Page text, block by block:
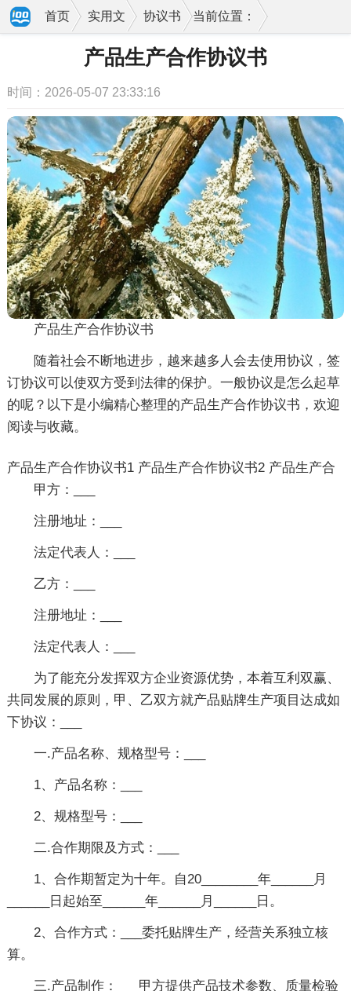
当前位置：
首页 实用文 协议书
产品生产合作协议书
时间：2026-05-07 23:33:16
产品生产合作协议书
随着社会不断地进步，越来越多人会去使用协议，签
订协议可以使双方受到法律的保护。一般协议是怎么起草
的呢？以下是小编精心整理的产品生产合作协议书，欢迎
阅读与收藏。
产品生产合作协议书1
甲方：___
注册地址：___
法定代表人：___
乙方：___
注册地址：___
法定代表人：___
为了能充分发挥双方企业资源优势，本着互利双赢、
共同发展的原则，甲、乙双方就产品贴牌生产项目达成如
下协议：___
一.产品名称、规格型号：___
1、产品名称：___
2、规格型号：___
二.合作期限及方式：___
1、合作期暂定为十年。自20________年______月
______日起始至______年______月______日。
2、合作方式：___委托贴牌生产，经营关系独立核
算。
三.产品制作：___甲方提供产品技术参数、质量检验
产品生产合作协议书2 产品生产合